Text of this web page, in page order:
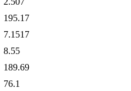
195.17
7.1517
8.55
189.69
76.1